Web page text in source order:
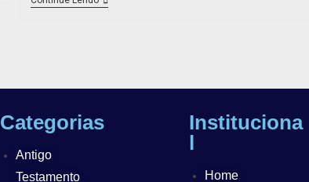
Categorias
Antigo
Testamento
Instituciona
l
Home